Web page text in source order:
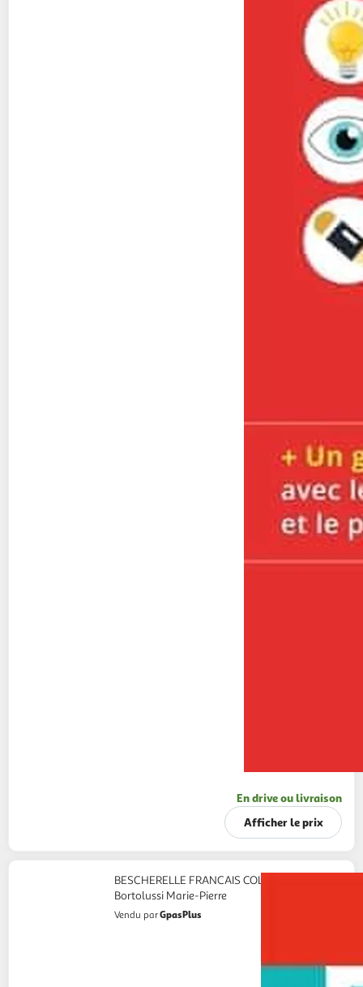
En drive ou livraison
Afficher le prix
BESCHERELLE FRANCAIS COLLEGE,
Bortolussi Marie-Pierre
Vendu parGpasPlus